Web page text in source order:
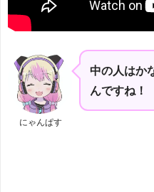
にゃんぱす
中の人はか
んですね！